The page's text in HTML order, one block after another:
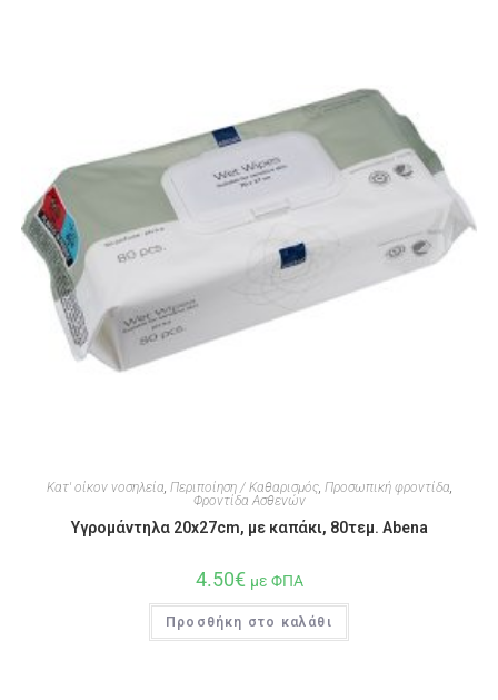
Κατ' οίκον νοσηλεία, Περιποίηση / Καθαρισμός, Προσωπική φροντίδα,
Φροντίδα Ασθενών
Υγρομάντηλα 20x27cm, με καπάκι, 80τεμ. Abena
4.50€ με ΦΠΑ
Προσθήκη στο καλάθι